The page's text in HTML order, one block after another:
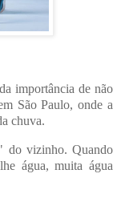
importância de não
São Paulo, onde a
chuva.
do vizinho. Quando
água, muita água